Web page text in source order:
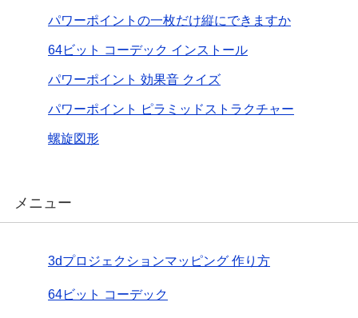
パワーポイントの一枚だけ縦にできますか
64ビット コーデック インストール
パワーポイント 効果音 クイズ
パワーポイント ピラミッドストラクチャー
螺旋図形
メニュー
3dプロジェクションマッピング 作り方
64ビット コーデック